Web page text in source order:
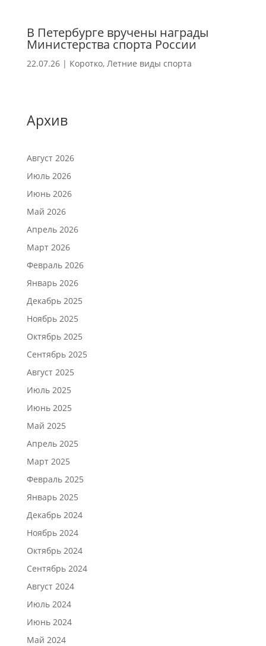
В Петербурге вручены награды
Министерства спорта России
22.07.26| Коротко, Летние виды спорта
Архив
Август 2026
Июль 2026
Июнь 2026
Май 2026
Апрель 2026
Март 2026
Февраль 2026
Январь 2026
Декабрь 2025
Ноябрь 2025
Октябрь 2025
Сентябрь 2025
Август 2025
Июль 2025
Июнь 2025
Май 2025
Апрель 2025
Март 2025
Февраль 2025
Январь 2025
Декабрь 2024
Ноябрь 2024
Октябрь 2024
Сентябрь 2024
Август 2024
Июль 2024
Июнь 2024
Май 2024